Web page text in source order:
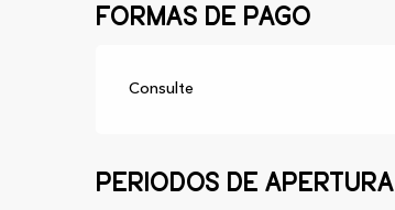
Formas de pago
Consulte
Periodos de apertura